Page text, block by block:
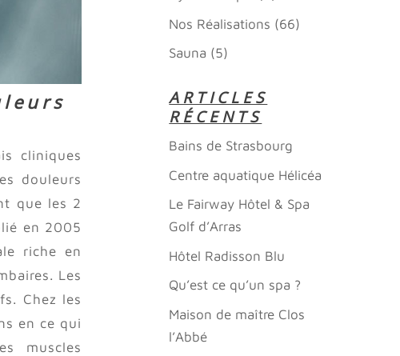
cliniques
douleurs
que les 2
en 2005
riche en
Les
Chez les
en ce qui
muscles
Nos Réalisations (66)
Sauna (5)
ARTICLES
RÉCENTS
Bains de Strasbourg
Centre aquatique Hélicéa
Le Fairway Hôtel & Spa
Golf d’Arras
Hôtel Radisson Blu
Qu’est ce qu’un spa ?
Maison de maître Clos
l’Abbé